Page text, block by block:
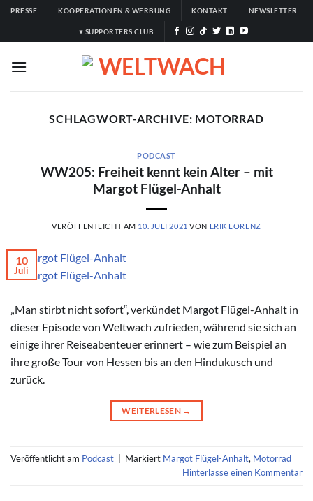
Zum
springen
PRESSE KOOPERATIONEN & WERBUNG KONTAKT NEWSLETTER
♥ SUPPORTERS CLUB
SCHLAGWORT-ARCHIVE: MOTORRAD
PODCAST
WW205: Freiheit kennt kein Alter – mit
Margot Flügel-Anhalt
VERÖFFENTLICHT AM 10. JULI 2021 VON ERIK LORENZ
© Margot Flügel-Anhalt
10
Juli
„Man stirbt nicht sofort“, verkündet Margot Flügel-Anhalt in
dieser Episode von Weltwach zufrieden, während sie sich an
einige ihrer Reiseabenteuer erinnert – wie zum Beispiel an
ihre große Tour von Hessen bis an den Hindukusch und
zurück.
WEITERLESEN →
Veröffentlicht am Podcast Markiert Margot Flügel-Anhalt, Motorrad
Hinterlasse einen Kommentar